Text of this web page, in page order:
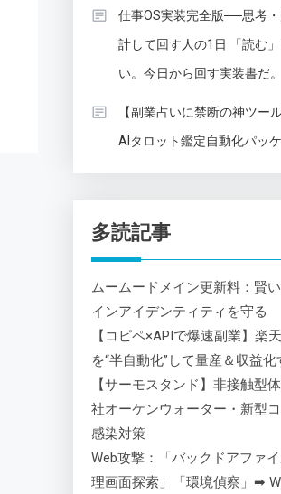
仕事OS実装完全版──思考
計して回す人の1日 「読む
い。今日から回す実装書だ。
【副業占いに禁断の神ツー
AIタロット鑑定自動化パッ
多読記事
ムームードメイン更新料：賢
インアイデンティティを守る
【コピペ×APIで爆速副業】楽
を“半自動化”して量産＆収益
【サーモスタンド】非接触型
社オーケンウォーター・新型
感染対策
Web攻撃：「バックドアファ
理画面探索」「環境偵察」➡